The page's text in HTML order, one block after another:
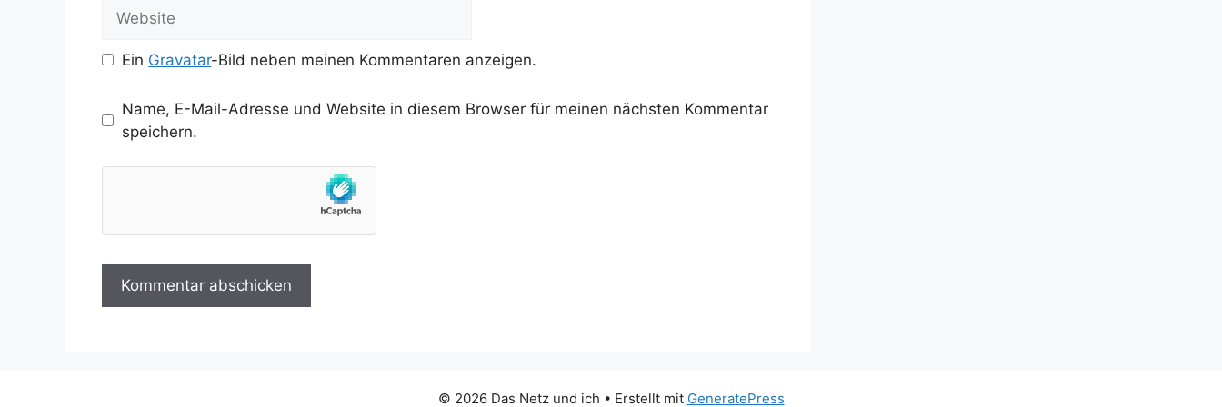
Website
Ein Gravatar-Bild neben meinen Kommentaren anzeigen.
Name, E-Mail-Adresse und Website in diesem Browser für meinen nächsten Kommentar
speichern.
© 2026 Das Netz und ich • Erstellt mit GeneratePress